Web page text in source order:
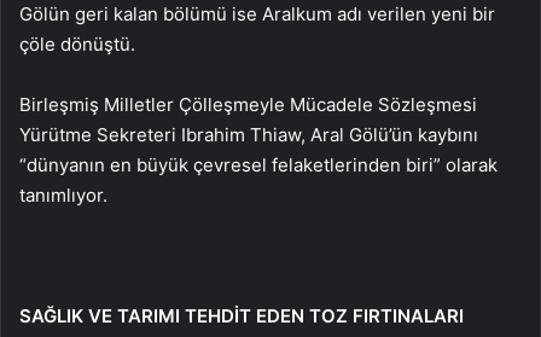
Gölün geri kalan bölümü ise Aralkum adı verilen yeni bir
çöle dönüştü.
Birleşmiş Milletler Çölleşmeyle Mücadele Sözleşmesi
Yürütme Sekreteri Ibrahim Thiaw, Aral Gölü’ün kaybını
“dünyanın en büyük çevresel felaketlerinden biri” olarak
tanımlıyor.
SAĞLIK VE TARIMI TEHDİT EDEN TOZ FIRTINALARI